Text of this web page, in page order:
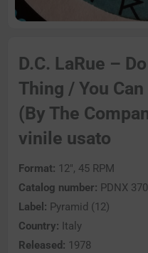
D.C. LaRue –
Thing / You
(By The
vinile usato
Format: 12″, 45 RPM
Catalog number: PDNX
Label: Pyramid (12)
Country: Italy
Released: 1978